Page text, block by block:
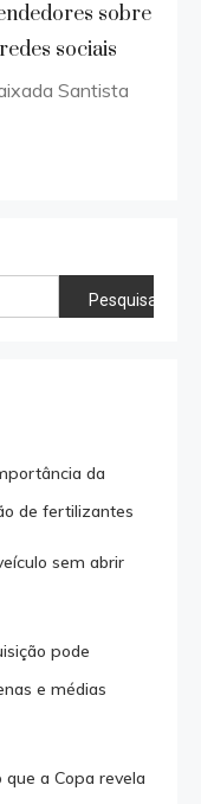
sobre
sociais
Santista
Pesquisar
da
de fertilizantes
sem abrir
pode
e médias
a Copa revela